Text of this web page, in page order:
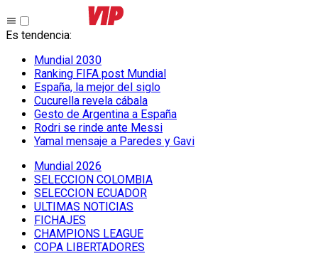
Es tendencia:
Mundial 2030
Ranking FIFA post Mundial
España, la mejor del siglo
Cucurella revela cábala
Gesto de Argentina a España
Rodri se rinde ante Messi
Yamal mensaje a Paredes y Gavi
Mundial 2026
SELECCION COLOMBIA
SELECCION ECUADOR
ULTIMAS NOTICIAS
FICHAJES
CHAMPIONS LEAGUE
COPA LIBERTADORES